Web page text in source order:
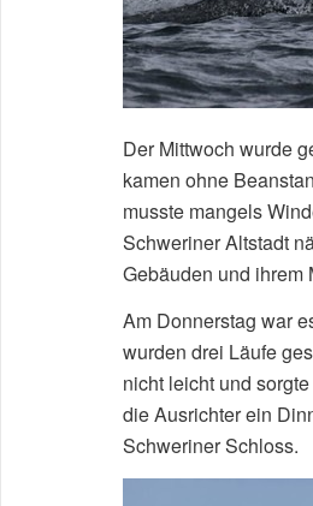
Der Mittwoch wurde
kamen ohne
musste mangels
Schweriner Altstadt
Gebäuden und ihrem
Am Donnerstag war
wurden drei Läufe
nicht leicht und
die Ausrichter ein
Schweriner Schloss.